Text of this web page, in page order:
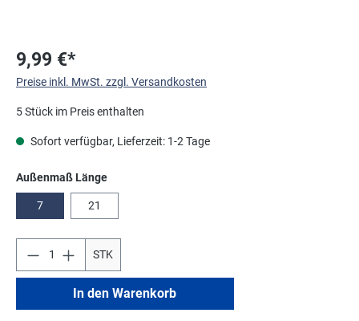
9,99 €*
Preise inkl. MwSt. zzgl. Versandkosten
5 Stück im Preis enthalten
Sofort verfügbar, Lieferzeit: 1-2 Tage
Außenmaß Längeauswählen
7 21
STK
In den Warenkorb